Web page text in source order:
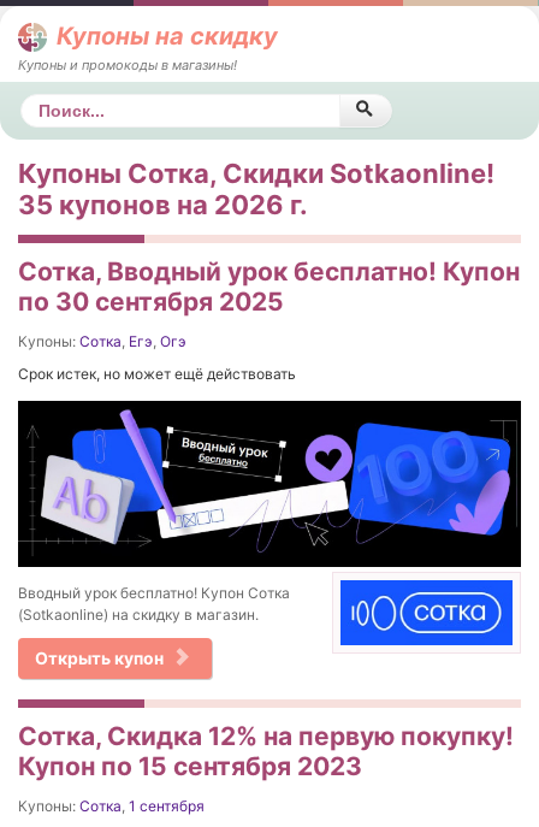
Купоны на скидку
Купоны и промокоды в магазины!
Поиск
Купоны Сотка, Скидки Sotkaonline!
35 купонов на 2026 г.
Сотка, Вводный урок бесплатно! Купон
по 30 сентября 2025
Купоны: Сотка, Егэ, Огэ
Срок истек, но может ещё действовать
Вводный урок бесплатно! Купон Сотка
(Sotkaonline) на скидку в магазин.
Открыть купон
Сотка, Скидка 12% на первую покупку!
Купон по 15 сентября 2023
Купоны: Сотка 1 сентября